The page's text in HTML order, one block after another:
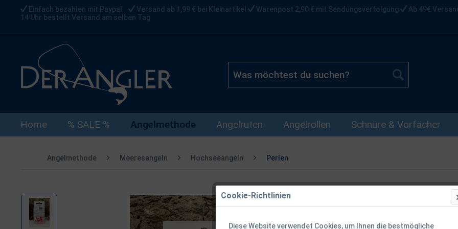
Einfach bezahlen mit Paypal Versand ab 1,99 € bei Kleinartikel Warenpost 2,90 € mit Sendungsverfolgung Ab 49€
14 Uhr bestellt Versand am selben Tag
Home % SALE % Angelmethode Angelruten Angelrollen Schnüre & Vorfächer
Angelmethode Meeresangeln Hochseeangeln Perlen
Balzer
Weiß Rot 10
Cookie-Richtlinien
Diese Website verwendet Cookies, um Ihnen die bestmögliche